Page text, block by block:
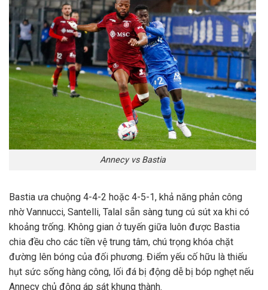
Annecy vs Bastia
Bastia ưa chuộng 4-4-2 hoặc 4-5-1, khả năng phản công
nhờ Vannucci, Santelli, Talal sẵn sàng tung cú sút xa khi có
khoảng trống. Không gian ở tuyến giữa luôn được Bastia
chia đều cho các tiền vệ trung tâm, chú trọng khóa chặt
đường lên bóng của đối phương. Điểm yếu cố hữu là thiếu
hụt sức sống hàng công, lối đá bị động dễ bị bóp nghẹt nếu
Annecy chủ động áp sát khung thành.